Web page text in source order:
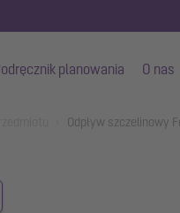
planowania O nas
Odpływ szczelinowy